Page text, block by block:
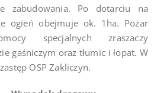
zabudowania. Po dotarciu na
ogień obejmuje ok. 1ha. Pożar
specjalnych zraszaczy
gaśniczym oraz tłumic i łopat. W
OSP Zakliczyn.